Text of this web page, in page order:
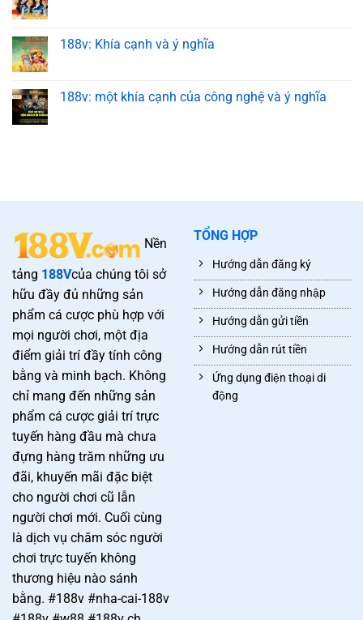
188v: Khía cạnh và ý nghĩa
188v: một khía cạnh của công nghệ và ý nghĩa
Nền
tảng 188Vcủa chúng tôi sở
hữu đầy đủ những sản
phẩm cá cược phù hợp với
mọi người chơi, một địa
điểm giải trí đầy tính công
bằng và minh bạch. Không
chỉ mang đến những sản
phẩm cá cược giải trí trực
tuyến hàng đầu mà chưa
đựng hàng trăm những ưu
đãi, khuyến mãi đặc biệt
cho người chơi cũ lẫn
người chơi mới. Cuối cùng
là dịch vụ chăm sóc người
chơi trực tuyến không
thương hiệu nào sánh
bằng. #188v #nha-cai-188v
TỔNG HỢP
Hướng dẫn đăng ký
Hướng dẫn đăng nhập
Hướng dẫn gửi tiền
Hướng dẫn rút tiền
Ứng dụng điện thoại di
động